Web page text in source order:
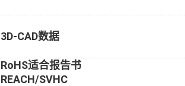
3D-CAD数据
RoHS适合报告书
REACH/SVHC